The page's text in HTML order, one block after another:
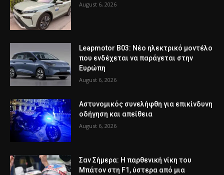
August 6, 2026
Leapmotor B03: Νέο ηλεκτρικό μοντέλο
που ενδέχεται να παράγεται στην
Ευρώπη
August 6, 2026
Αστυνομικός συνελήφθη για επικίνδυνη
οδήγηση και απείθεια
August 6, 2026
Σαν Σήμερα: Η παρθενική νίκη του
Μπάτον στη F1, ύστερα από μια